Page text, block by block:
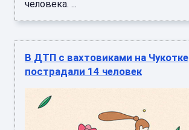
человека. ...
В ДТП с вахтовиками на Чукотке
пострадали 14 человек